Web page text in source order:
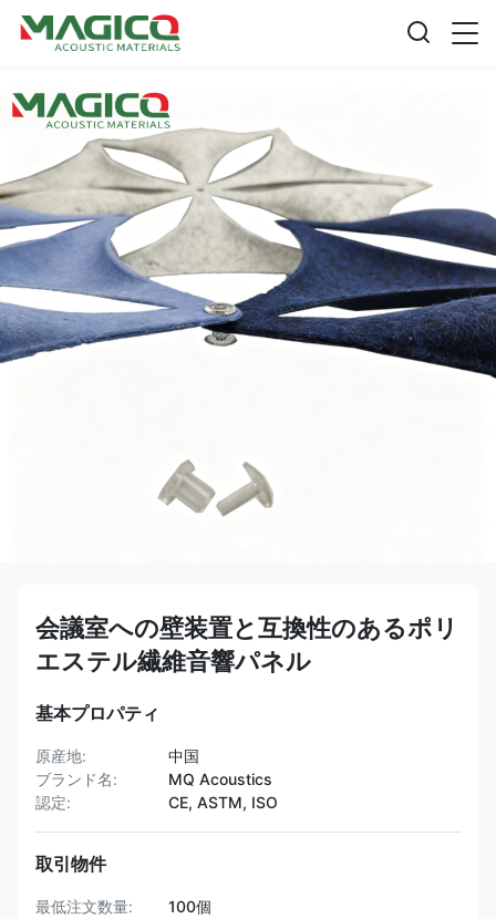
会議室への壁装置と互換性のあるポリ
エステル繊維音響パネル
基本プロパティ
原産地:
中国
ブランド名:
MQ Acoustics
認定:
CE, ASTM, ISO
取引物件
最低注文数量:
100個